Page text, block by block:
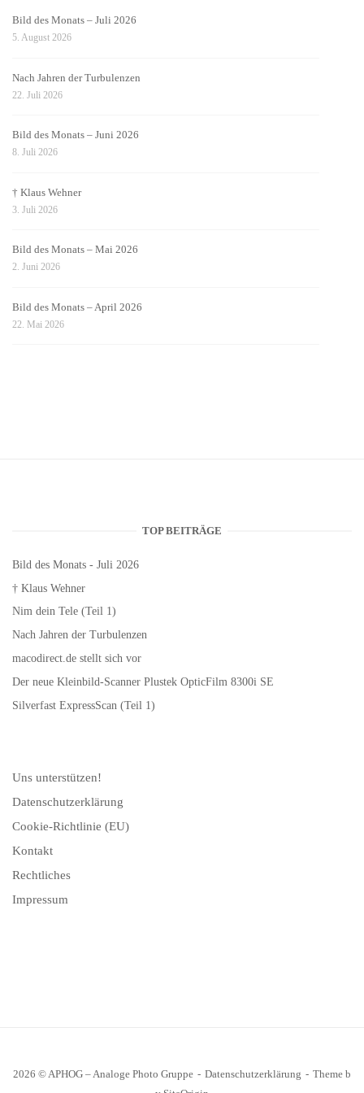
Bild des Monats – Juli 2026
5. August 2026
Nach Jahren der Turbulenzen
22. Juli 2026
Bild des Monats – Juni 2026
8. Juli 2026
† Klaus Wehner
3. Juli 2026
Bild des Monats – Mai 2026
2. Juni 2026
Bild des Monats – April 2026
22. Mai 2026
TOP BEITRÄGE
Bild des Monats - Juli 2026
† Klaus Wehner
Nim dein Tele (Teil 1)
Nach Jahren der Turbulenzen
macodirect.de stellt sich vor
Der neue Kleinbild-Scanner Plustek OpticFilm 8300i SE
Silverfast ExpressScan (Teil 1)
Uns unterstützen!
Datenschutzerklärung
Cookie-Richtlinie (EU)
Kontakt
Rechtliches
Impressum
2026 © APHOG – Analoge Photo Gruppe Datenschutzerklärung
Theme b